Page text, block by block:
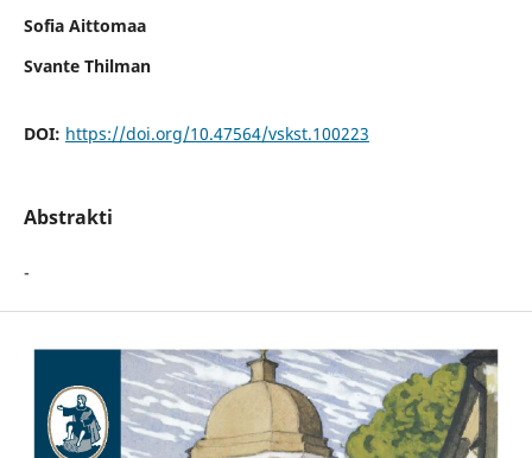
Sofia Aittomaa
Svante Thilman
DOI: https://doi.org/10.47564/vskst.100223
Abstrakti
-